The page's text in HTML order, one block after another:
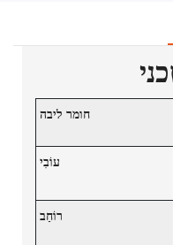
חומר ליבה
עוֹבִי
רוֹחַב